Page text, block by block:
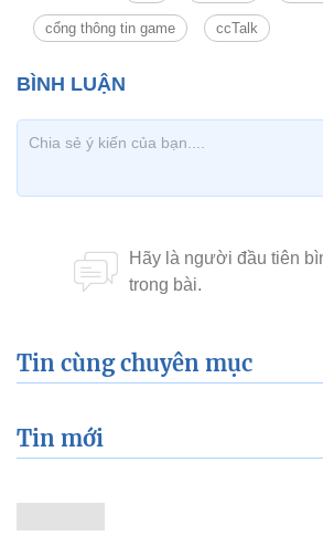
cổng thông tin game ccTalk
Tin cùng chuyên mục
Tin mới